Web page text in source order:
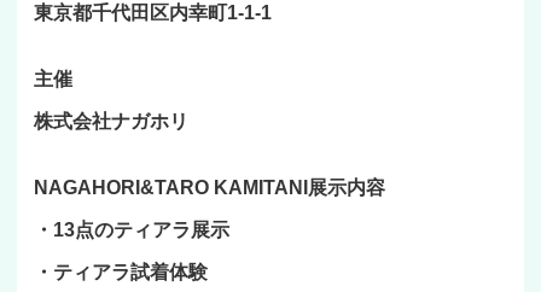
東京都千代田区内幸町1-1-1
主催
株式会社ナガホリ
NAGAHORI&TARO KAMITANI展示内容
・13点のティアラ展示
・ティアラ試着体験